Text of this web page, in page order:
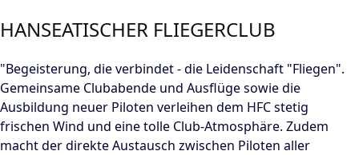
HANSEATISCHER FLIEGERCLUB
"Begeisterung, die verbindet - die Leidenschaft "Fliegen".
Gemeinsame Clubabende und Ausflüge sowie die
Ausbildung neuer Piloten verleihen dem HFC stetig
frischen Wind und eine tolle Club-Atmosphäre. Zudem
macht der direkte Austausch zwischen Piloten aller